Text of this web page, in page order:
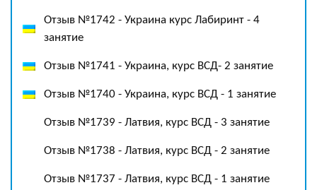
Отзыв №1742 - Украина курс Лабиринт - 4
занятие
Отзыв №1741 - Украина, курс ВСД- 2 занятие
Отзыв №1740 - Украина, курс ВСД - 1 занятие
Отзыв №1739 - Латвия, курс ВСД - 3 занятие
Отзыв №1738 - Латвия, курс ВСД - 2 занятие
Отзыв №1737 - Латвия, курс ВСД - 1 занятие